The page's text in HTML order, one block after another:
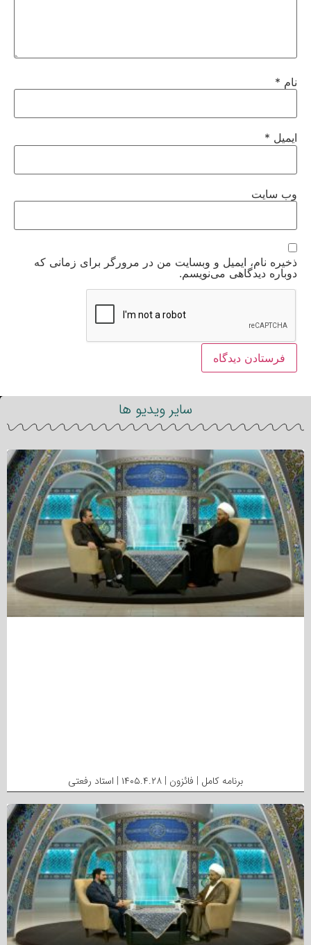
نام *
ایمیل *
وب‌ سایت
ذخیره نام، ایمیل و وبسایت من در مرورگر برای زمانی که
دوباره دیدگاهی می‌نویسم.
سایر ویدیو ها
برنامه کامل | فائزون | ۱۴۰۵.۴.۲۸ | استاد رفعتی